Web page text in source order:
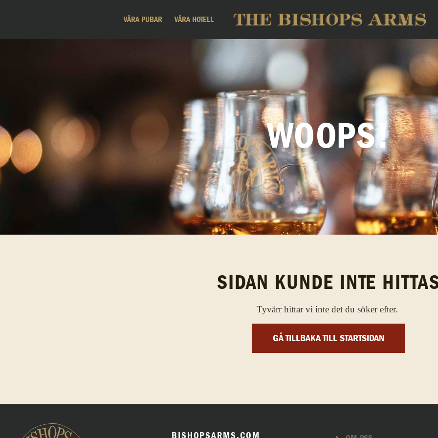
VÅRA PUBAR VÅRA HOTELL
WOOPS!
SIDAN KUNDE INTE
Tyvärr hittar vi inte det du söker efter.
GÅ TILLBAKA TILL STARTSIDAN
BISHOPSARMS.COM